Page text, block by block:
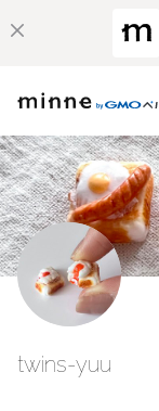
twins-yuu